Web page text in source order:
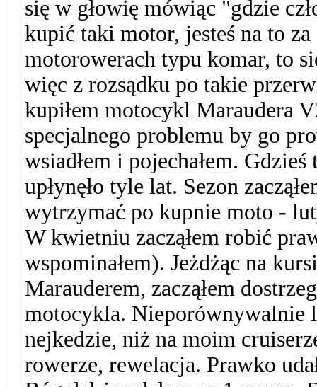
się w głowię mówiąc "gdzie
kupić taki motor, jesteś na to
motorowerach typu komar, to
więc z rozsądku po takie
kupiłem motocykl Maraudera
specjalnego problemu by go
wsiadłem i pojechałem.
upłynęło tyle lat. Sezon
wytrzymać po kupnie moto -
W kwietniu zacząłem robić
wspominałem). Jeżdżąc na
Marauderem, zacząłem
motocykla. Nieporównywalnie
nejkedzie, niż na moim
rowerze, rewelacja. Prawko